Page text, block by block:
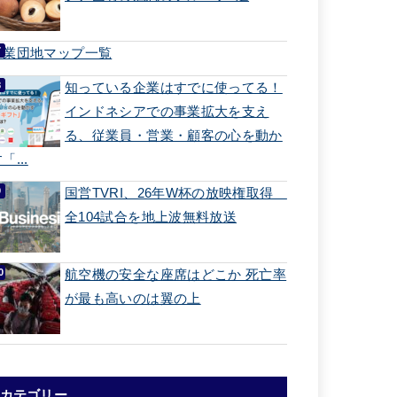
業団地マップ一覧
知っている企業はすでに使ってる！
インドネシアでの事業拡大を支え
る、従業員・営業・顧客の心を動か
「...
国営TVRI、26年W杯の放映権取得
全104試合を地上波無料放送
航空機の安全な座席はどこか 死亡率
が最も高いのは翼の上